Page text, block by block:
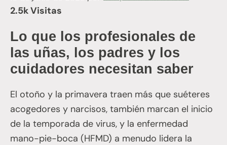
2.5k Visitas
Lo que los profesionales de
las uñas, los padres y los
cuidadores necesitan saber
El otoño y la primavera traen más que suéteres
acogedores y narcisos, también marcan el inicio
de la temporada de virus, y la enfermedad
mano-pie-boca (HFMD) a menudo lidera la